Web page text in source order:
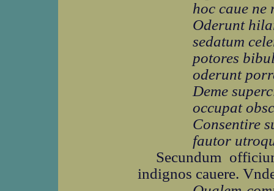
hoc caue
Oderunt
sedatum
potores
oderunt
Deme
occupat
Consentire
fautor
Secundum
indignos cauere.